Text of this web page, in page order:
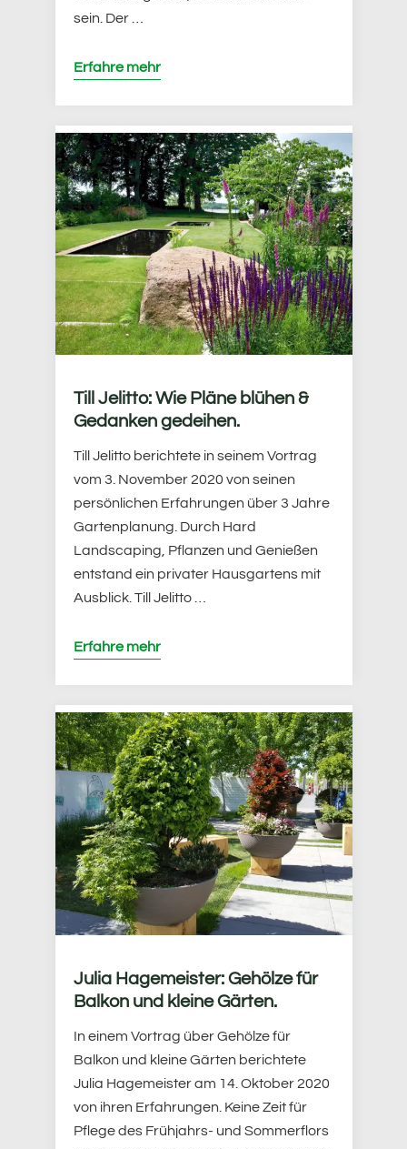
sein. Der …
Erfahre mehr
Till Jelitto: Wie Pläne blühen &
Gedanken gedeihen.
Till Jelitto berichtete in seinem Vortrag
vom 3. November 2020 von seinen
persönlichen Erfahrungen über 3 Jahre
Gartenplanung. Durch Hard
Landscaping, Pflanzen und Genießen
entstand ein privater Hausgartens mit
Ausblick. Till Jelitto …
Erfahre mehr
Julia Hagemeister: Gehölze für
Balkon und kleine Gärten.
In einem Vortrag über Gehölze für
Balkon und kleine Gärten berichtete
Julia Hagemeister am 14. Oktober 2020
von ihren Erfahrungen. Keine Zeit für
Pflege des Frühjahrs- und Sommerflors